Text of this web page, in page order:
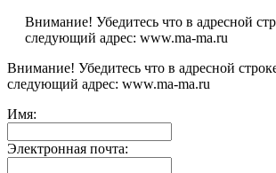
Внимание! Убедитесь что в адресной
следующий адрес: www.ma-ma.ru
Внимание! Убедитесь что в адресной
следующий адрес: www.ma-ma.ru
Имя:
Электронная почта: